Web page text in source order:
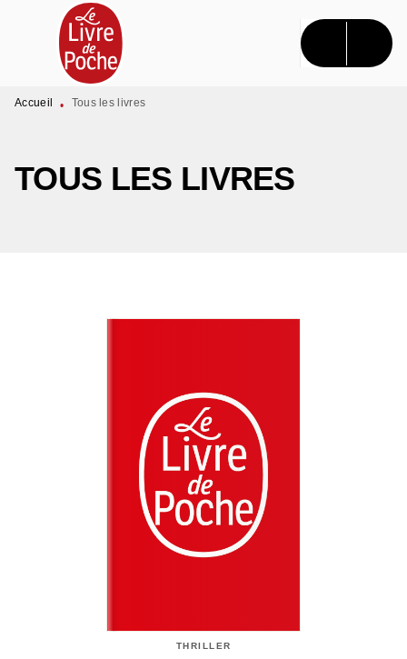
MENU RECHERCHE CONTENU
PIED DE PAGE
Accueil • Tous les livres
TOUS LES LIVRES
THRILLER